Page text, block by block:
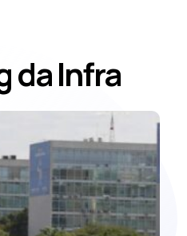
da Infra